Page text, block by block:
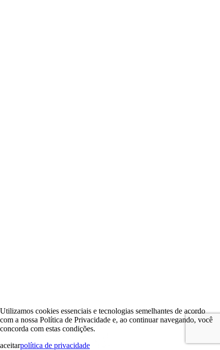
Utilizamos cookies essenciais e tecnologias semelhantes de acordo
com a nossa Política de Privacidade e, ao continuar navegando, você
concorda com estas condições.
aceitarpolítica de privacidade